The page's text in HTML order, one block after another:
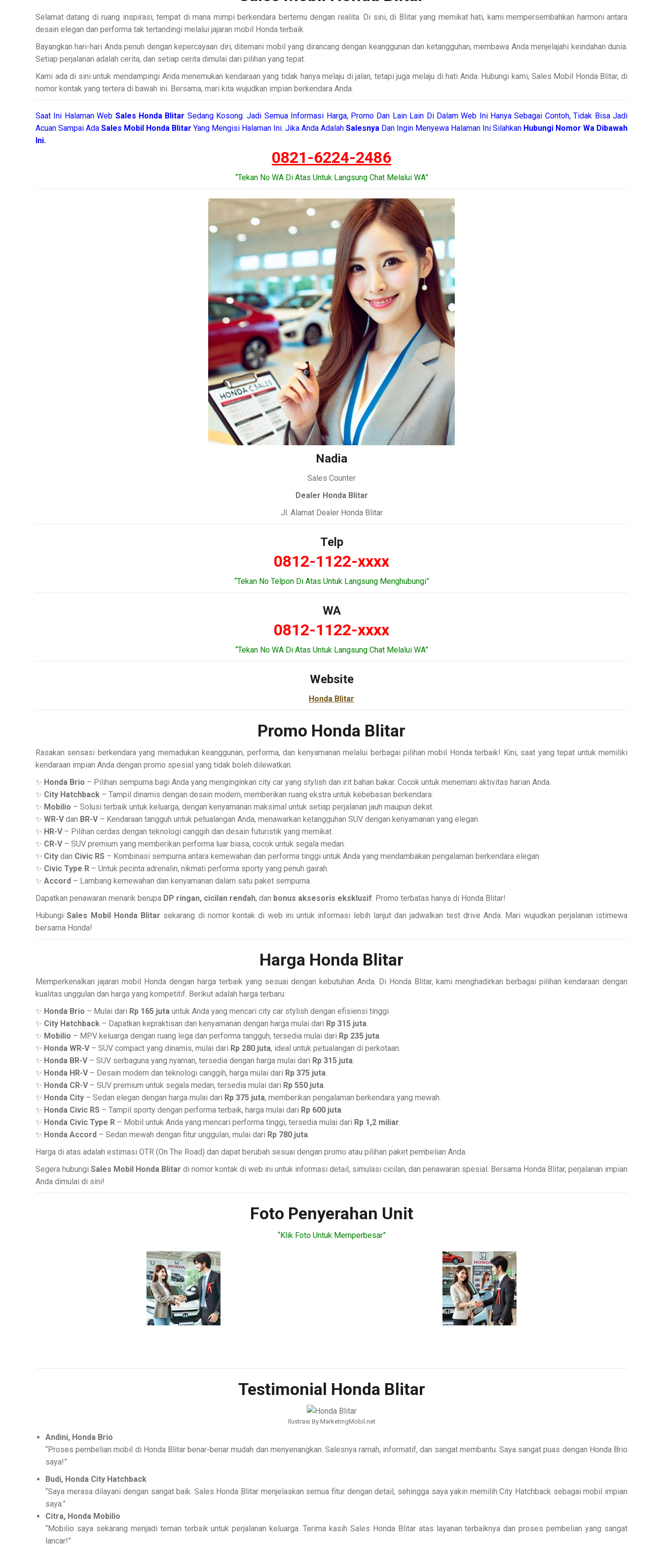
Selamat datang di ruang inspirasi, tempat di mana mimpi berkendara bertemu dengan realita. Di sini, di Blitar yang memikat hati, kami mempersembahkan harmoni antara
desain elegan dan performa tak tertandingi melalui jajaran mobil Honda terbaik.
Bayangkan hari-hari Anda penuh dengan kepercayaan diri, ditemani mobil yang dirancang dengan keanggunan dan ketangguhan, membawa Anda menjelajahi keindahan dunia.
Setiap perjalanan adalah cerita, dan setiap cerita dimulai dari pilihan yang tepat.
Kami ada di sini untuk mendampingi Anda menemukan kendaraan yang tidak hanya melaju di jalan, tetapi juga melaju di hati Anda. Hubungi kami, Sales Mobil Honda Blitar, di
nomor kontak yang tertera di bawah ini. Bersama, mari kita wujudkan impian berkendara Anda.
Saat Ini Halaman Web Sales Honda Blitar Sedang Kosong. Jadi Semua Informasi Harga, Promo Dan Lain Lain Di Dalam Web Ini Hanya Sebagai Contoh, Tidak Bisa Jadi
Acuan Sampai Ada Sales Mobil Honda Blitar Yang Mengisi Halaman Ini. Jika Anda Adalah Salesnya Dan Ingin Menyewa Halaman Ini Silahkan Hubungi Nomor Wa Dibawah
Ini.
0821-6224-2486
“Tekan No WA Di Atas Untuk Langsung Chat Melalui WA”
Nadia
Sales Counter
Dealer Honda Blitar
Jl. Alamat Dealer Honda Blitar
Telp
0812-1122-xxxx
“Tekan No Telpon Di Atas Untuk Langsung Menghubungi”
WA
0812-1122-xxxx
“Tekan No WA Di Atas Untuk Langsung Chat Melalui WA”
Website
Honda Blitar
Promo Honda Blitar
Rasakan sensasi berkendara yang memadukan keanggunan, performa, dan kenyamanan melalui berbagai pilihan mobil Honda terbaik! Kini, saat yang tepat untuk memiliki
kendaraan impian Anda dengan promo spesial yang tidak boleh dilewatkan.
✨ Honda Brio – Pilihan sempurna bagi Anda yang menginginkan city car yang stylish dan irit bahan bakar. Cocok untuk menemani aktivitas harian Anda.
✨ City Hatchback – Tampil dinamis dengan desain modern, memberikan ruang ekstra untuk kebebasan berkendara.
✨ Mobilio – Solusi terbaik untuk keluarga, dengan kenyamanan maksimal untuk setiap perjalanan jauh maupun dekat.
✨ WR-Vdan BR-V– Kendaraan tangguh untuk petualangan Anda, menawarkan ketangguhan SUV dengan kenyamanan yang elegan.
✨ HR-V– Pilihan cerdas dengan teknologi canggih dan desain futuristik yang memikat.
✨ CR-V– SUV premium yang memberikan performa luar biasa, cocok untuk segala medan.
✨ City dan Civic RS – Kombinasi sempurna antara kemewahan dan performa tinggi untuk Anda yang mendambakan pengalaman berkendara elegan.
✨ Civic Type R – Untuk pecinta adrenalin, nikmati performa sporty yang penuh gairah.
✨ Accord – Lambang kemewahan dan kenyamanan dalam satu paket sempurna.
Dapatkan penawaran menarik berupa DP ringan, cicilan rendah, dan bonus aksesoris eksklusif. Promo terbatas hanya di Honda Blitar!
HubungiSales Mobil Honda Blitar sekarang di nomor kontak di web ini untuk informasi lebih lanjut dan jadwalkan test drive Anda. Mari wujudkan perjalanan istimewa
bersama Honda!
Harga Honda Blitar
Memperkenalkan jajaran mobil Honda dengan harga terbaik yang sesuai dengan kebutuhan Anda. Di Honda Blitar, kami menghadirkan berbagai pilihan kendaraan dengan
kualitas unggulan dan harga yang kompetitif. Berikut adalah harga terbaru:
✨ Honda Brio – Mulai dari Rp 165 juta untuk Anda yang mencari city car stylish dengan efisiensi tinggi.
✨ City Hatchback – Dapatkan kepraktisan dan kenyamanan dengan harga mulai dari Rp 315 juta.
✨ Mobilio – MPV keluarga dengan ruang lega dan performa tangguh, tersedia mulai dari Rp 235 juta.
✨ Honda WR-V– SUV compact yang dinamis, mulai dari Rp 280 juta, ideal untuk petualangan di perkotaan.
✨ Honda BR-V– SUV serbaguna yang nyaman, tersedia dengan harga mulai dari Rp 315 juta.
✨ Honda HR-V– Desain modern dan teknologi canggih, harga mulai dari Rp 375 juta.
✨ Honda CR-V– SUV premium untuk segala medan, tersedia mulai dari Rp 550 juta.
✨ Honda City – Sedan elegan dengan harga mulai dari Rp 375 juta, memberikan pengalaman berkendara yang mewah.
✨ Honda Civic RS – Tampil sporty dengan performa terbaik, harga mulai dari Rp 600 juta.
✨ Honda Civic Type R – Mobil untuk Anda yang mencari performa tinggi, tersedia mulai dari Rp 1,2 miliar.
✨ Honda Accord – Sedan mewah dengan fitur unggulan, mulai dari Rp 780 juta.
Harga di atas adalah estimasi OTR (On The Road) dan dapat berubah sesuai dengan promo atau pilihan paket pembelian Anda.
Segera hubungi Sales Mobil Honda Blitar di nomor kontak di web ini untuk informasi detail, simulasi cicilan, dan penawaran spesial. Bersama Honda Blitar, perjalanan impian
Anda dimulai di sini!
Foto Penyerahan Unit
“Klik Foto Untuk Memperbesar”
Testimonial Honda Blitar
Ilustrasi By MarketingMobil.net
Andini, Honda Brio
“Proses pembelian mobil di Honda Blitar benar-benar mudah dan menyenangkan. Salesnya ramah, informatif, dan sangat membantu. Saya sangat puas dengan Honda Brio
saya!”
Budi, Honda City Hatchback
“Saya merasa dilayani dengan sangat baik. Sales Honda Blitar menjelaskan semua fitur dengan detail, sehingga saya yakin memilih City Hatchback sebagai mobil impian
saya.”
Citra, Honda Mobilio
“Mobilio saya sekarang menjadi teman terbaik untuk perjalanan keluarga. Terima kasih Sales Honda Blitar atas layanan terbaiknya dan proses pembelian yang sangat
lancar!”